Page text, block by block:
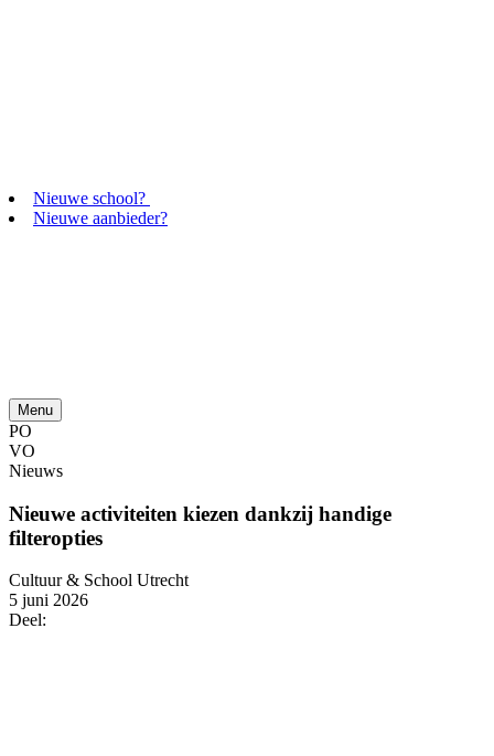
Nieuwe school?
Nieuwe aanbieder?
Menu
PO
VO
Nieuws
Nieuwe activiteiten kiezen dankzij handige
filteropties
Cultuur & School Utrecht
5 juni 2026
Deel: